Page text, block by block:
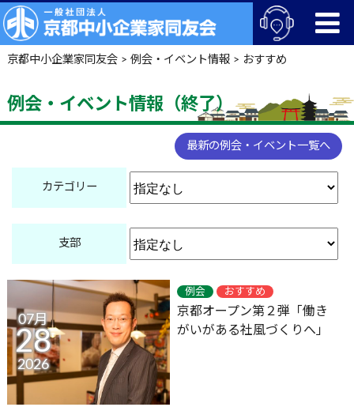
京都中小企業家同友会> 例会・イベント情報> おすすめ
例会・イベント情報（終了）
最新の例会・イベント一覧へ
カテゴリー
支部
07月
28
2026
例会 おすすめ
京都オープン第２弾「働き
がいがある社風づくりへ」